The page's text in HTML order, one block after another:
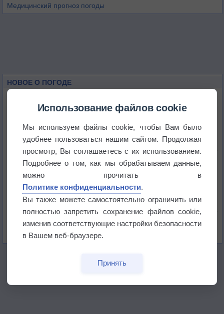
Медицинский прогноз погоды
НОВОЕ О ПОГОДЕ
Приложение построит маршрут через тень
Атмосфера начала замерзать
В Приморье обнаружены морские волны тепла
бабочек
Использование файлов cookie
Мы используем файлы cookie, чтобы Вам было
удобнее пользоваться нашим сайтом. Продолжая
просмотр, Вы соглашаетесь с их использованием.
Подробнее о том, как мы обрабатываем данные,
можно прочитать в
Политике конфиденциальности.
Вы также можете самостоятельно ограничить или
полностью запретить сохранение файлов cookie,
изменив соответствующие настройки безопасности
в Вашем веб-браузере.
Принять